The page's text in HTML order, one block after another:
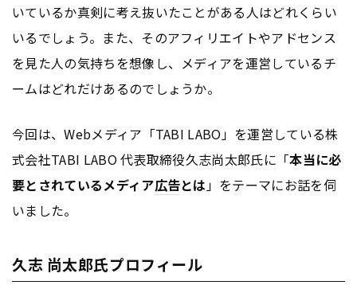
いているか真剣に考え抜いたことがある人はどれくらい
いるでしょう。また、そのアフィリエイトやアドセンス
を見た人の気持ちを想像し、メディアを運営しているチ
ームはどれだけあるのでしょうか。
今回は、Webメディア「TABI LABO」を運営している株
式会社TABI LABO 代表取締役久志尚太郎氏に「本当に必
要とされているメディア広告とは」をテーマにお話を伺
いました。
久志 尚太郎氏プロフィール